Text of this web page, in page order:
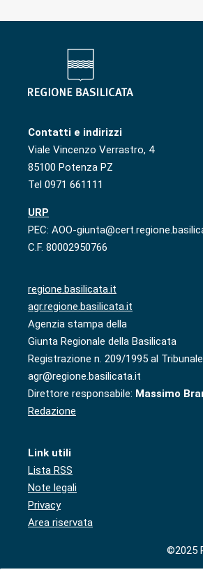
Contatti e indirizzi
Viale Vincenzo Verrastro, 4
85100 Potenza PZ
Tel 0971 661111
URP
PEC: AOO-
C.F. 80002950766
regione.basilicata.it
agr.regione.basilicata.it
Agenzia stampa della
Giunta Regionale della Basilicata
Registrazione n. 209/1995 al
agr@regione.basilicata.it
Direttore responsabile: Massimo
Redazione
Link utili
Lista RSS
Note legali
Privacy
Area riservata
©2025